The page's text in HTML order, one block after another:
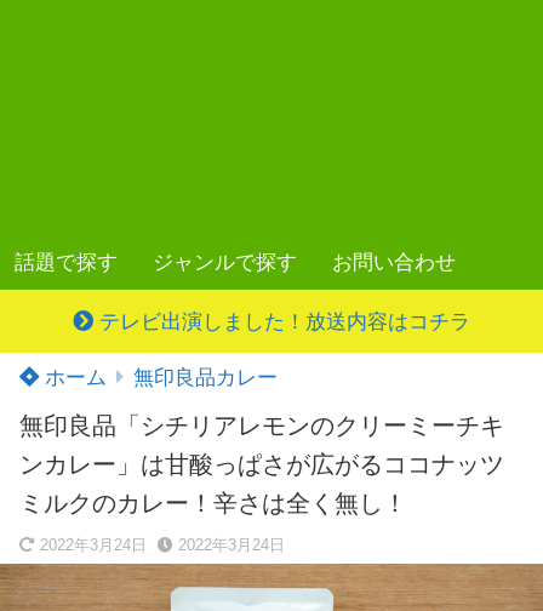
話題で探す ジャンルで探す お問い合わせ
テレビ出演しました！放送内容はコチラ
ホーム 無印良品カレー
無印良品「シチリアレモンのクリーミーチキ
ンカレー」は甘酸っぱさが広がるココナッツ
ミルクのカレー！辛さは全く無し！
2022年3月24日 2022年3月24日